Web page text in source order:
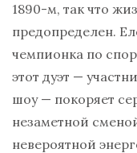
1890-м, так что
предопределен.
чемпионка по
этот дуэт —
шоу — покоряет
незаметной
невероятной